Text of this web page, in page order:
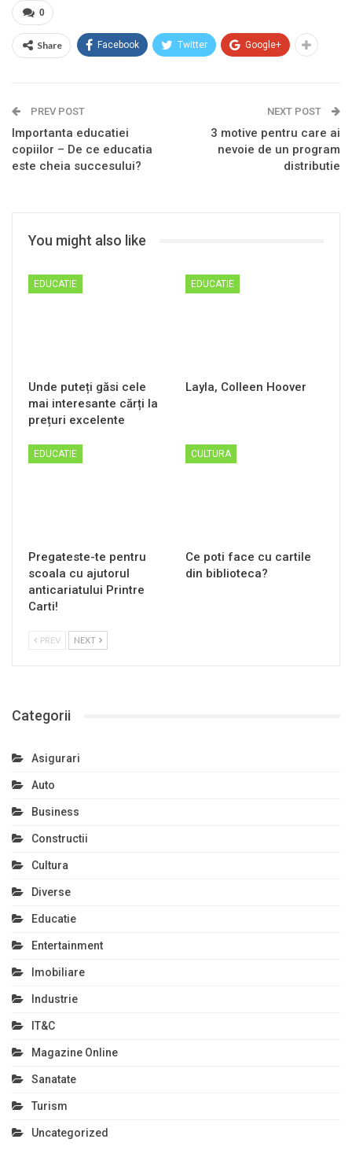
0
Share Facebook Twitter Google+
PREV POST
Importanta educatiei
copiilor – De ce educatia
este cheia succesului?
NEXT POST
3 motive pentru care ai
nevoie de un program
distributie
You might also like
EDUCATIE
Unde puteți găsi cele
mai interesante cărți la
prețuri excelente
EDUCATIE
Layla, Colleen Hoover
EDUCATIE
Pregateste-te pentru
scoala cu ajutorul
anticariatului Printre
Carti!
CULTURA
Ce poti face cu cartile
din biblioteca?
PREV NEXT
Categorii
Asigurari
Auto
Business
Constructii
Cultura
Diverse
Educatie
Entertainment
Imobiliare
Industrie
IT&C
Magazine Online
Sanatate
Turism
Uncategorized